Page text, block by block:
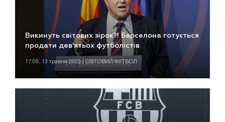
Викинуть світових зірок?! Барселона готується
продати дев'ятьох футболістів
17:09, 13 травня 2025 | СВІТОВИЙ ФУТБОЛ